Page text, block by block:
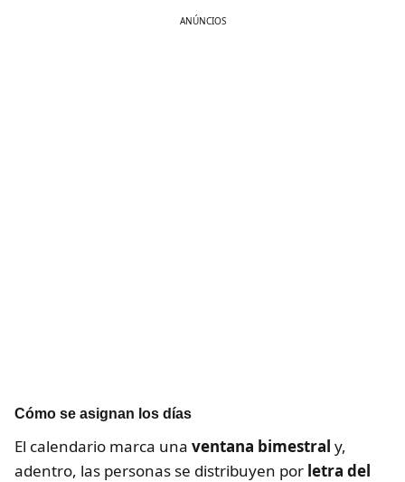
ANÚNCIOS
Cómo se asignan los días
El calendario marca una ventana bimestral y,
adentro, las personas se distribuyen por letra del